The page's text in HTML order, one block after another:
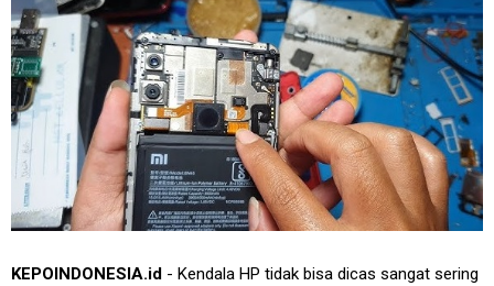
KEPOINDONESIA.id - Kendala HP tidak bisa dicas sangat sering